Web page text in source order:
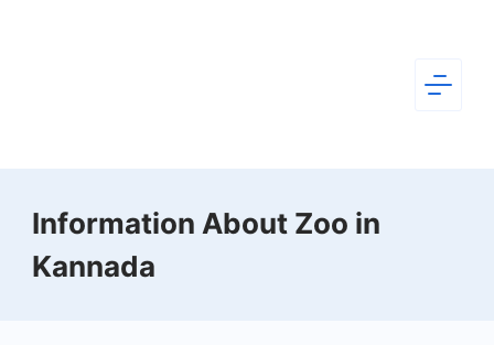
Kannada
Information About Zoo in
Kannada